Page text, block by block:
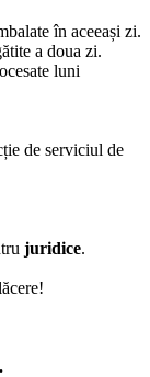
în aceeași zi.
a doua zi.
luni
de serviciul de
juridice.